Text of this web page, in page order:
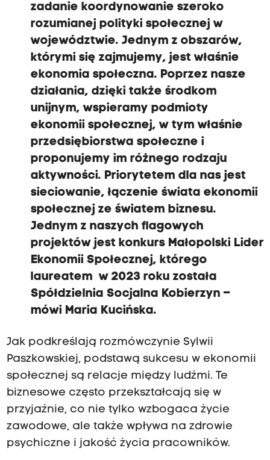
zadanie koordynowanie szeroko
rozumianej polityki społecznej w
województwie. Jednym z obszarów,
którymi się zajmujemy, jest właśnie
ekonomia społeczna. Poprzez nasze
działania, dzięki także środkom
unijnym, wspieramy podmioty
ekonomii społecznej, w tym właśnie
przedsiębiorstwa społeczne i
proponujemy im różnego rodzaju
aktywności. Priorytetem dla nas jest
sieciowanie, łączenie świata ekonomii
społecznej ze światem biznesu.
Jednym z naszych flagowych
projektów jest konkurs Małopolski Lider
Ekonomii Społecznej, którego
laureatem w 2023 roku została
Spółdzielnia Socjalna Kobierzyn –
mówi Maria Kucińska.
Jak podkreślają rozmówczynie Sylwii
Paszkowskiej, podstawą sukcesu w ekonomii
społecznej są relacje między ludźmi. Te
biznesowe często przekształcają się w
przyjaźnie, co nie tylko wzbogaca życie
zawodowe, ale także wpływa na zdrowie
psychiczne i jakość życia pracowników.